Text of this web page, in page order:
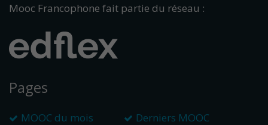
Mooc Francophone fait partie du réseau :
Pages
MOOC du mois
Derniers MOOC